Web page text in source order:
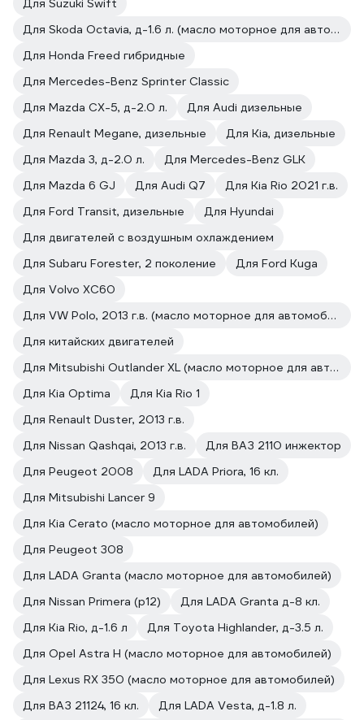
Для Suzuki Swift
Для Skoda Octavia, д-1.6 л. (масло моторное для автомобилей)
Для Honda Freed гибридные
Для Mercedes-Benz Sprinter Classic
Для Mazda CX-5, д-2.0 л.
Для Audi дизельные
Для Renault Megane, дизельные
Для Kia, дизельные
Для Mazda 3, д-2.0 л.
Для Mercedes-Benz GLK
Для Mazda 6 GJ
Для Audi Q7
Для Kia Rio 2021 г.в.
Для Ford Transit, дизельные
Для Hyundai
Для двигателей с воздушным охлаждением
Для Subaru Forester, 2 поколение
Для Ford Kuga
Для Volvo XC60
Для VW Polo, 2013 г.в. (масло моторное для автомобилей)
Для китайских двигателей
Для Mitsubishi Outlander XL (масло моторное для автомобилей)
Для Kia Optima
Для Kia Rio 1
Для Renault Duster, 2013 г.в.
Для Nissan Qashqai, 2013 г.в.
Для ВАЗ 2110 инжектор
Для Peugeot 2008
Для LADA Priora, 16 кл.
Для Mitsubishi Lancer 9
Для Kia Cerato (масло моторное для автомобилей)
Для Peugeot 308
Для LADA Granta (масло моторное для автомобилей)
Для Nissan Primera (р12)
Для LADA Granta д-8 кл.
Для Kia Rio, д-1.6 л
Для Toyota Highlander, д-3.5 л.
Для Opel Astra H (масло моторное для автомобилей)
Для Lexus RX 350 (масло моторное для автомобилей)
Для ВАЗ 21124, 16 кл.
Для LADA Vesta, д-1.8 л.